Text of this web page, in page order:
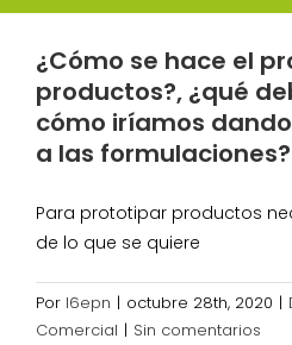
¿Cómo se hace el
productos?, ¿qué
cómo iríamos
a las formulaciones?
Para prototipar productos
de lo que se quiere
Por l6epn | octubre 28th, 2020 |
Comercial | Sin comentarios